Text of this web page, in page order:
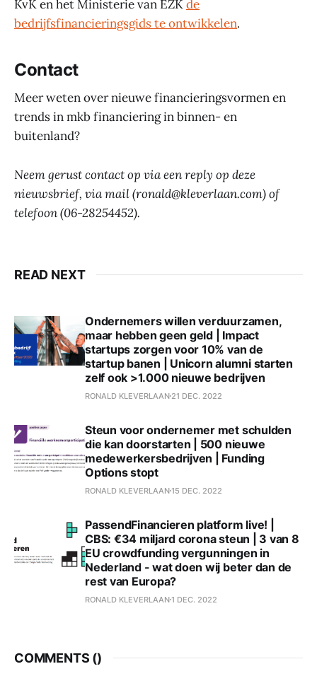
KvK en het Ministerie van EZKde
bedrijfsfinancieringsgids te ontwikkelen.
Contact
Meer weten over nieuwe financieringsvormen en
trends in mkb financiering in binnen- en
buitenland?
Neem gerust contact op via een reply op deze
nieuwsbrief, via mail (ronald@kleverlaan.com) of
telefoon (06-28254452).
READ NEXT
Ondernemers willen verduurzamen,
maar hebben geen geld | Impact
startups zorgen voor 10% van de
startup banen | Unicorn alumni starten
zelf ook >1.000 nieuwe bedrijven
RONALD KLEVERLAAN 21 DEC. 2022
Steun voor ondernemer met schulden
die kan doorstarten | 500 nieuwe
medewerkersbedrijven | Funding
Options stopt
RONALD KLEVERLAAN15 DEC. 2022
PassendFinancieren platform live! |
CBS: €34 miljard corona steun | 3 van 8
EU crowdfunding vergunningen in
Nederland - wat doen wij beter dan de
rest van Europa?
RONALD KLEVERLAAN1 DEC. 2022
COMMENTS ()